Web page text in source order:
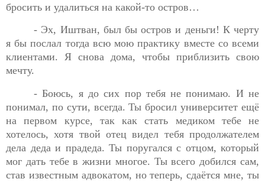
бросить и удалиться на какой-то остров…
- Эх, Иштван, был бы остров и деньги! К черту
я бы послал тогда всю мою практику вместе со всеми
клиентами. Я снова дома, чтобы приблизить свою
мечту.
- Боюсь, я до сих пор тебя не понимаю. И не
понимал, по сути, всегда. Ты бросил университет ещё
на первом курсе, так как стать медиком тебе не
хотелось, хотя твой отец видел тебя продолжателем
дела деда и прадеда. Ты поругался с отцом, который
мог дать тебе в жизни многое. Ты всего добился сам,
став известным адвокатом, но теперь, сдаётся мне, ты